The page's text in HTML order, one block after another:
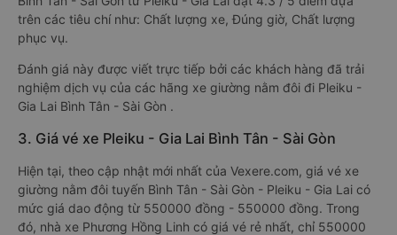
trên các tiêu chí như: Chất lượng xe, Đúng giờ, Chất lượng
phục vụ.
Đánh giá này được viết trực tiếp bởi các khách hàng đã trải
nghiệm dịch vụ của các hãng xe giường nằm đôi đi Pleiku -
Gia Lai Bình Tân - Sài Gòn .
3. Giá vé xe Pleiku - Gia Lai Bình Tân - Sài Gòn
Hiện tại, theo cập nhật mới nhất của Vexere.com, giá vé xe
giường nằm đôi tuyến Bình Tân - Sài Gòn - Pleiku - Gia Lai có
mức giá dao động từ 550000 đồng - 550000 đồng. Trong
đó, nhà xe Phương Hồng Linh có giá vé rẻ nhất, chỉ 550000